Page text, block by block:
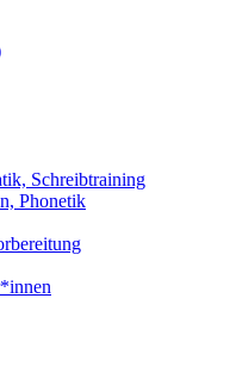
Schreibtraining
Phonetik